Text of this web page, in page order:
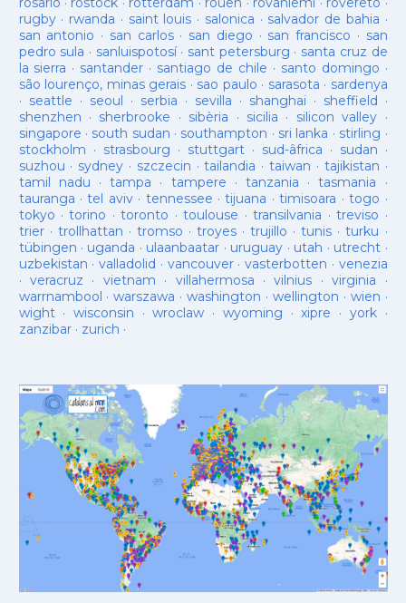
rugby· rwanda · saint louis · salonica · salvador de bahia ·
san antonio · san carlos· san diego · san francisco · san
pedro sula · sanluispotosí· sant petersburg · santa cruz de
la sierra · santander · santiago de chile · santo domingo ·
são lourenço, minas gerais · sao paulo · sarasota · sardenya
· seattle · seoul · serbia · sevilla · shanghai · sheffield ·
shenzhen · sherbrooke · sibèria · sicilia · silicon valley ·
singapore · south sudan · southampton · sri lanka · stirling ·
stockholm · strasbourg · stuttgart· sud-âfrica · sudan ·
suzhou · sydney · szczecin ·tailandia ·taiwan · tajikistan ·
tamil nadu ·tampa · tampere · tanzania ·tasmania ·
tauranga ·tel aviv· tennessee ·tijuana ·timisoara ·togo ·
tokyo ·torino ·toronto ·toulouse ·transilvania ·treviso ·
trier· trollhattan · tromso · troyes·trujillo ·tunis ·turku ·
tübingen · uganda · ulaanbaatar · uruguay · utah · utrecht ·
uzbekistan · valladolid · vancouver· vasterbotten · venezia
· veracruz · vietnam · villahermosa ·vilnius ·virginia ·
warrnambool ·warszawa ·washington · wellington · wien ·
wight· wisconsin ·wroclaw · wyoming ·xipre · york·
zanzibar· zurich ·